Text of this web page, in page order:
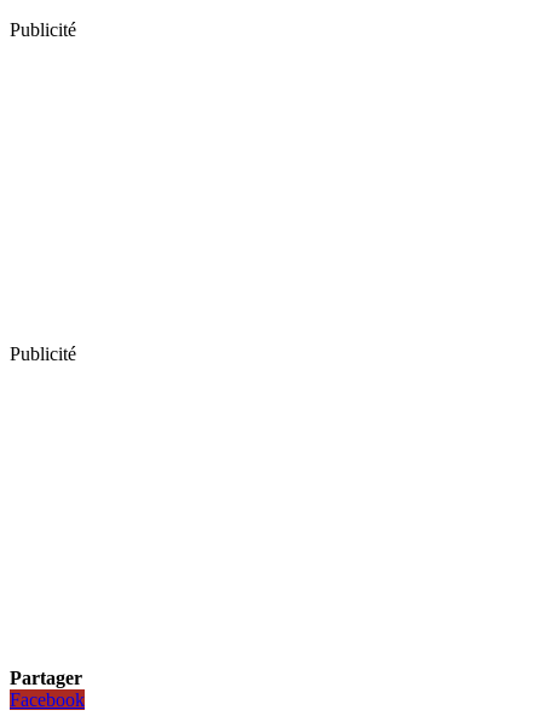
Publicité
Publicité
Partager
Facebook